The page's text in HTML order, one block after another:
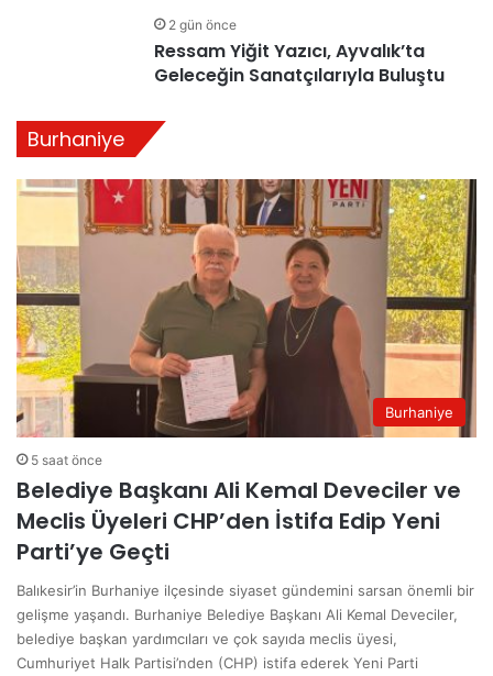
2 gün önce
Ressam Yiğit Yazıcı, Ayvalık’ta
Geleceğin Sanatçılarıyla Buluştu
Burhaniye
Burhaniye
5 saat önce
Belediye Başkanı Ali Kemal Deveciler ve
Meclis Üyeleri CHP’den İstifa Edip Yeni
Parti’ye Geçti
Balıkesir’in Burhaniye ilçesinde siyaset gündemini sarsan önemli bir
gelişme yaşandı. Burhaniye Belediye Başkanı Ali Kemal Deveciler,
belediye başkan yardımcıları ve çok sayıda meclis üyesi,
Cumhuriyet Halk Partisi’nden (CHP) istifa ederek Yeni Parti